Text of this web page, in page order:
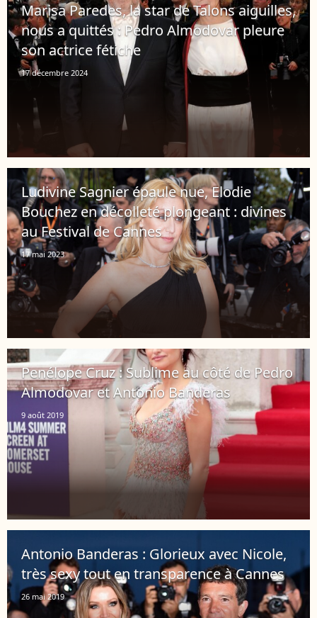
Marisa Paredes, la star de Talons aiguilles,
nous a quittés : Pedro Almodovar pleure
son actrice fétiche
17 décembre 2024
Ludivine Sagnier épaule nue, Elodie
Bouchez en décolleté plongeant : divines
au Festival de Cannes
17 mai 2023
Penélope Cruz : Sublime au côté de Pedro
Almodovar et Antonio Banderas
9 août 2019
Antonio Banderas : Glorieux avec Nicole,
très sexy tout en transparence à Cannes
26 mai 2019